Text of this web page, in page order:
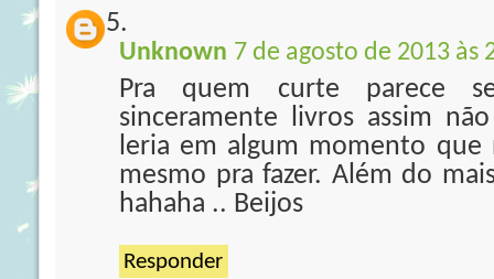
Unknown 7 de agosto de 2013 às
Pra quem curte parece
sinceramente livros assim
leria em algum momento que
mesmo pra fazer. Além do
hahaha .. Beijos
Responder